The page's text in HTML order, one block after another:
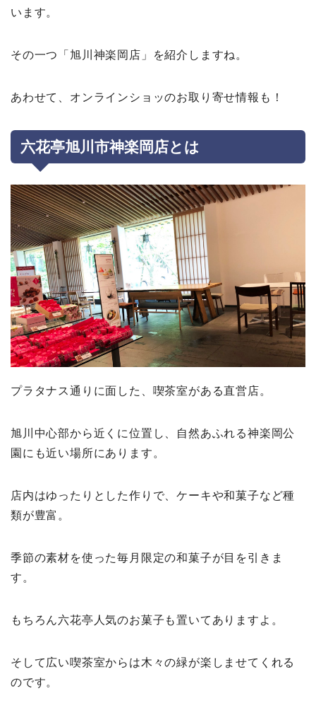
います。
その一つ「旭川神楽岡店」を紹介しますね。
あわせて、オンラインショッのお取り寄せ情報も！
六花亭旭川市神楽岡店とは
プラタナス通りに面した、喫茶室がある直営店。
旭川中心部から近くに位置し、自然あふれる神楽岡公
園にも近い場所にあります。
店内はゆったりとした作りで、ケーキや和菓子など種
類が豊富。
季節の素材を使った毎月限定の和菓子が目を引きま
す。
もちろん六花亭人気のお菓子も置いてありますよ。
そして広い喫茶室からは木々の緑が楽しませてくれる
のです。